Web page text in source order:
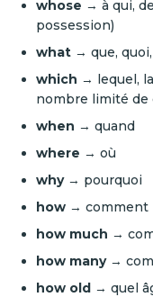
whose → à qui,
possession)
what → que,
which → lequel,
nombre limité de
when → quand
where → où
why→ pourquoi
how → comment
how much →
how many→
how old → quel